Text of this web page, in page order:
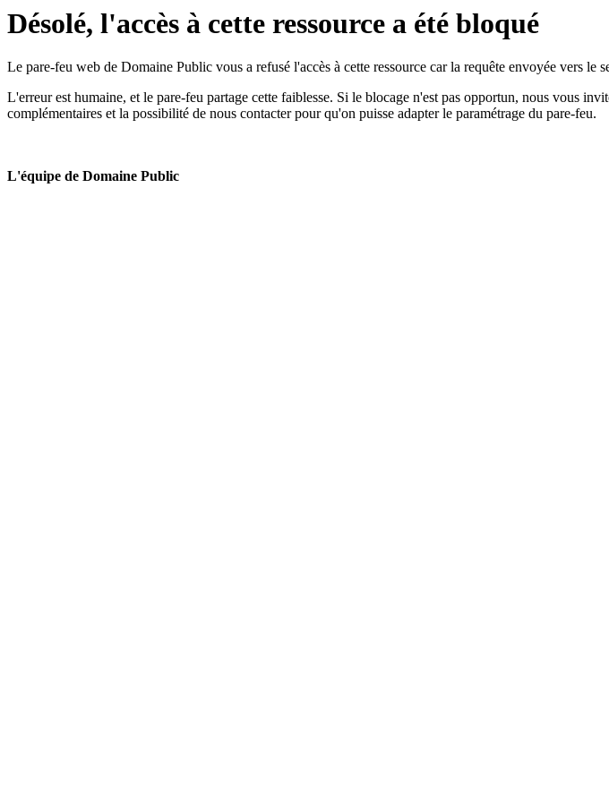
Désolé, l'accès à cette ressource a été bloqué
Le pare-feu web de Domaine Public vous a refusé l'accès à cette ressource car la requête envoyée vers le
L'erreur est humaine, et le pare-feu partage cette faiblesse. Si le blocage n'est pas opportun, nous vous
complémentaires et la possibilité de nous contacter pour qu'on puisse adapter le paramétrage du pare-feu.
L'équipe de Domaine Public